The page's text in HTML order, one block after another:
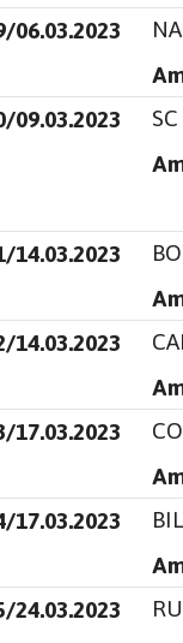
06.03.2023
09.03.2023
14.03.2023
14.03.2023
17.03.2023
17.03.2023
24.03.2023